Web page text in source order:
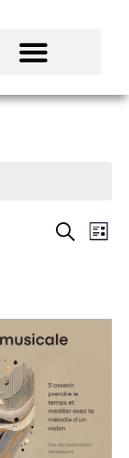
de
vues
Liste